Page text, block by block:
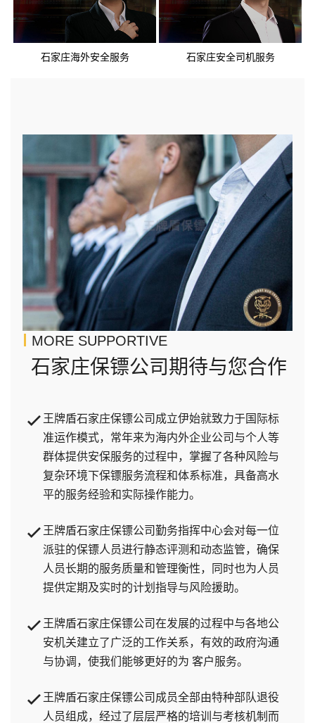
石家庄海外安全服务 石家庄安全司机服务
MORE SUPPORTIVE
石家庄保镖公司期待与您合作
王牌盾石家庄保镖公司成立伊始就致力于国际标
准运作模式，常年来为海内外企业公司与个人等
群体提供安保服务的过程中，掌握了各种风险与
复杂环境下保镖服务流程和体系标准，具备高水
平的服务经验和实际操作能力。
王牌盾石家庄保镖公司勤务指挥中心会对每一位
派驻的保镖人员进行静态评测和动态监管，确保
人员长期的服务质量和管理衡性，同时也为人员
提供定期及实时的计划指导与风险援助。
王牌盾石家庄保镖公司在发展的过程中与各地公
安机关建立了广泛的工作关系，有效的政府沟通
与协调，使我们能够更好的为 客户服务。
王牌盾石家庄保镖公司成员全部由特种部队退役
人员组成，经过了层层严格的培训与考核机制而